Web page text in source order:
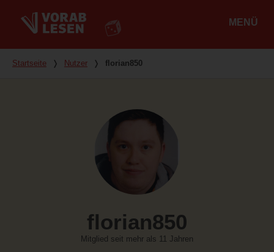
MENÜ
Du bist hier
Startseite ❭ Nutzer ❭ florian850
florian850
Mitglied seit mehr als 11 Jahren